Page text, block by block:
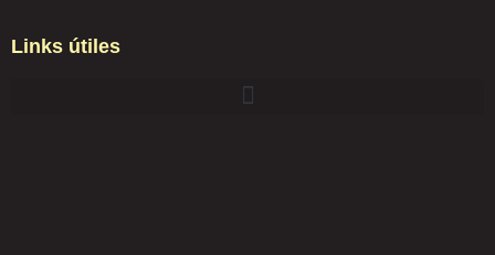
Links útiles